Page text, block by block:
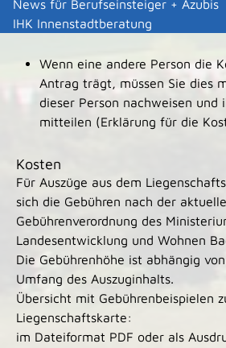
News für Berufseinsteiger + Azubis
IHK Innenstadtberatung
Eigentümerin
Wenn eine andere Person die
Antrag trägt, müssen Sie dies
dieser Person nachweisen und
mitteilen (Erklärung für die
Kosten
Für Auszüge aus dem
sich die Gebühren nach der
Gebührenverordnung des
Landesentwicklung und Wohnen
Die Gebührenhöhe ist abhängig
Umfang des Auszuginhalts.
Übersicht mit Gebührenbeispielen
Liegenschaftskarte:
im Dateiformat PDF oder als